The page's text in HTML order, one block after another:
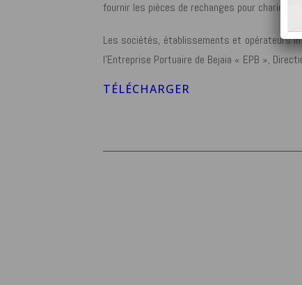
fournir les pièces de rechanges pour chariot
Les sociétés, établissements et opérateurs
l’Entreprise Portuaire de Bejaia « EPB »,
TÉLÉCHARGER